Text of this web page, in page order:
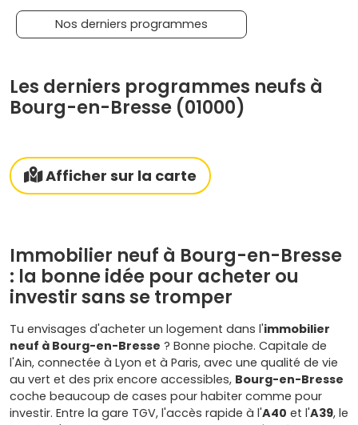
Nos derniers programmes
Les derniers programmes neufs à
Bourg-en-Bresse (01000)
Afficher sur la carte
Immobilier neuf à Bourg-en-Bresse
: la bonne idée pour acheter ou
investir sans se tromper
Tu envisages d'acheter un logement dans l'immobilier
neuf à Bourg-en-Bresse ? Bonne pioche. Capitale de
l'Ain, connectée à Lyon et à Paris, avec une qualité de vie
au vert et des prix encore accessibles, Bourg-en-Bresse
coche beaucoup de cases pour habiter comme pour
investir. Entre la gare TGV, l'accès rapide à l'A40 et l'A39, le